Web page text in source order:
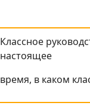
Классное
настоящее
время, в каком